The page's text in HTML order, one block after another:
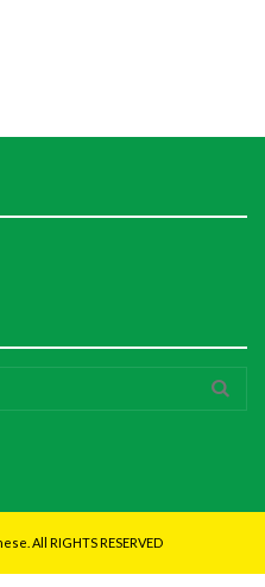
All RIGHTS RESERVED